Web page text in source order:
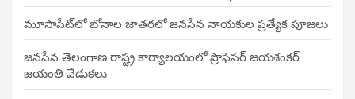
మూసాపేట్‌లో బోనాల జాతరలో జనసేన నాయకుల ప్రత్యేక పూజలు
జనసేన తెలంగాణ రాష్ట్ర కార్యాలయంలో ప్రొఫెసర్ జయశంకర్
జయంతి వేడుకలు